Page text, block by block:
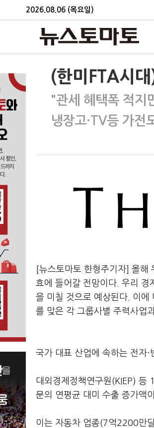
2026.08.06 (목요일)
(한미FTA시
"관세 혜택폭 적지
냉장고·TV등 가전
[뉴스토마토 한형주기자] 올해
효에 들어갈 전망이다. 우리 경
을 미칠 것으로 예상된다. 이에
를 맞은 각 그룹사별 주력사업
국가 대표 산업에 속하는 전자
대외경제정책연구원(KIEP) 등
문의 연평균 대미 수출 증가액
이는 자동차 업종(7억2200만